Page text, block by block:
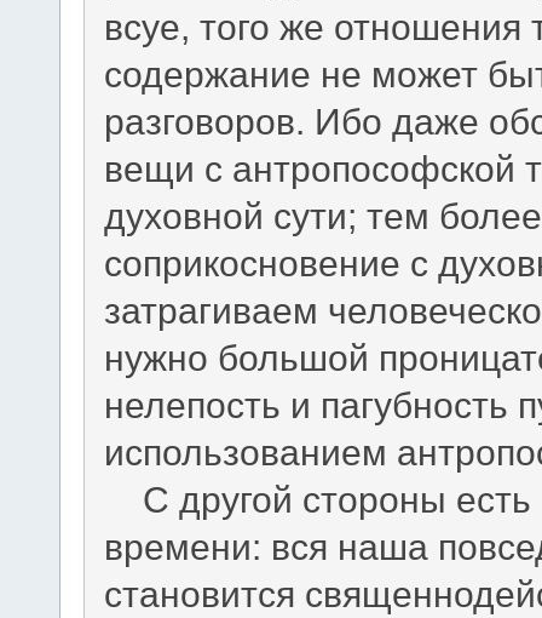
всуе, того же отношения
содержание не может
разговоров. Ибо даже
вещи с антропософской
духовной сути; тем
соприкосновение с
затрагиваем
нужно большой
нелепость и пагубность
использованием
С другой стороны
времени: вся наша
становится